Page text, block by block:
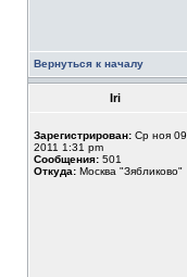
Вернуться к началу
Iri
Зарегистрирован: Ср ноя 09,
2011 1:31 pm
Сообщения: 501
Откуда: Москва "Зябликово"